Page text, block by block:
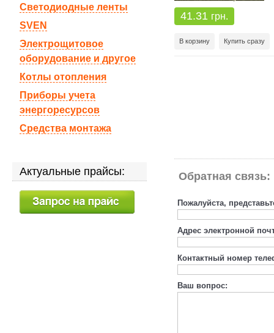
41.31 грн.
В корзину Купить сразу
Обратная связь:
Пожалуйста,
Адрес электронной
Контактный номер
Ваш вопрос:
Светодиодные ленты
SVEN
Электрощитовое
оборудование и другое
Котлы отопления
Приборы учета
энергоресурсов
Средства монтажа
Актуальные прайсы: